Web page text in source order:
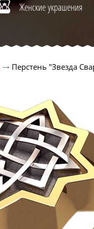
Женские украшения
Перстень "Звезда